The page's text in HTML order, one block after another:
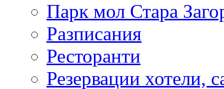
Парк мол Стара
Разписания
Ресторанти
Резервации хотели,